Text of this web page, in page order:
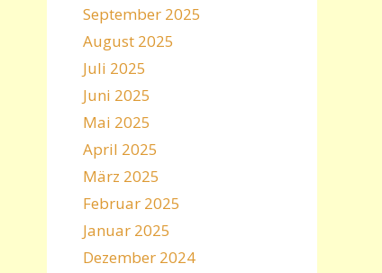
September 2025
August 2025
Juli 2025
Juni 2025
Mai 2025
April 2025
März 2025
Februar 2025
Januar 2025
Dezember 2024